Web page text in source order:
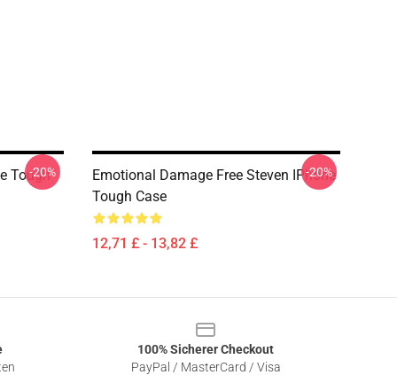
Tough
-20%
Emotional Damage Free Steven IPhone
Tough Case
12,71 £ - 13,82 £
-20%
100% Sicherer Checkout
PayPal / MasterCard / Visa